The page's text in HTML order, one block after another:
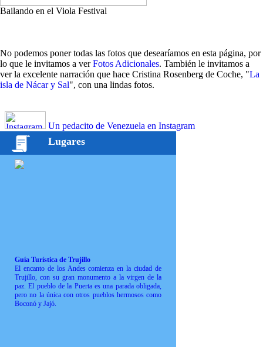
Bailando en el Viola Festival
No podemos poner todas las fotos que desearíamos en esta página, por
lo que le invitamos a verFotos Adicionales. También le invitamos a
ver la excelente narración que hace Cristina Rosenberg de Coche, "La
isla de Nácar y Sal", con una lindas fotos.
Un pedacito de Venezuela en Instagram
Lugares
Guía Turística de Trujillo
El encanto de los Andes comienza en la ciudad de
Trujillo, con su gran monumento a la virgen de la
paz. El pueblo de la Puerta es una parada obligada,
pero no la única con otros pueblos hermosos como
Boconó y Jajó.